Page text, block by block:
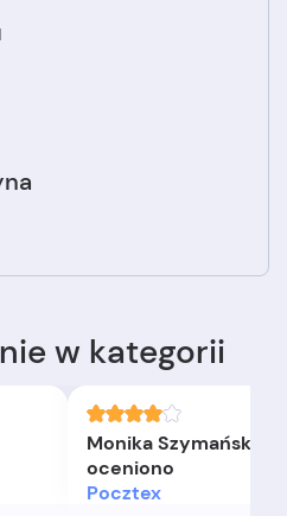
w kategorii
Monika Szymańska
oceniono
Pocztex